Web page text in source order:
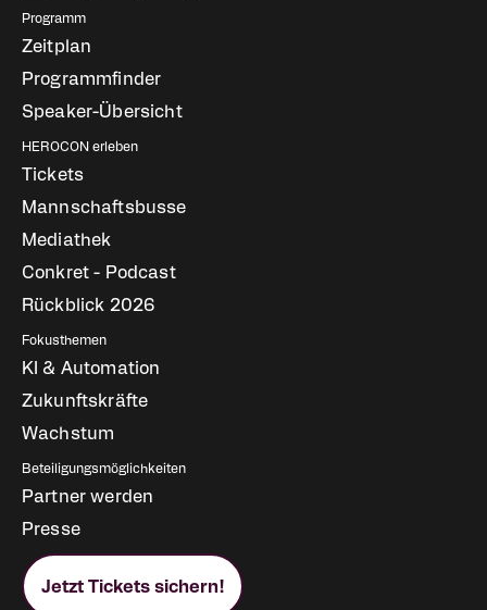
Fußbereich
Programm
Zeitplan
Programmfinder
Speaker-Übersicht
HEROCON erleben
Tickets
Mannschaftsbusse
Mediathek
Conkret - Podcast
Rückblick 2026
Fokusthemen
KI & Automation
Zukunftskräfte
Wachstum
Beteiligungsmöglichkeiten
Partner werden
Presse
Jetzt Tickets sichern!